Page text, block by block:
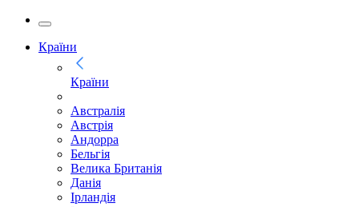
Країни
Країни
Австралія
Австрія
Андорра
Бельгія
Велика Британія
Данія
Ірландія